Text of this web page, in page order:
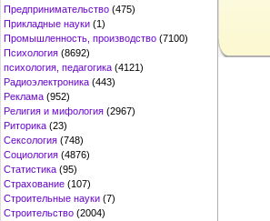
Предпринимательство (475)
Прикладные науки (1)
Промышленность, производство (7100)
Психология (8692)
психология, педагогика (4121)
Радиоэлектроника (443)
Реклама (952)
Религия и мифология (2967)
Риторика (23)
Сексология (748)
Социология (4876)
Статистика (95)
Страхование (107)
Строительные науки (7)
Строительство (2004)